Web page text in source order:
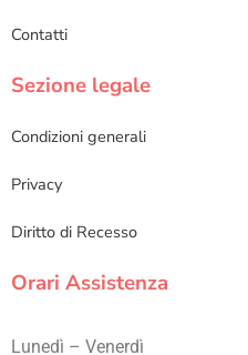
Contatti
Sezione legale
Condizioni generali
Privacy
Diritto di Recesso
Orari Assistenza
Lunedì – Venerdì